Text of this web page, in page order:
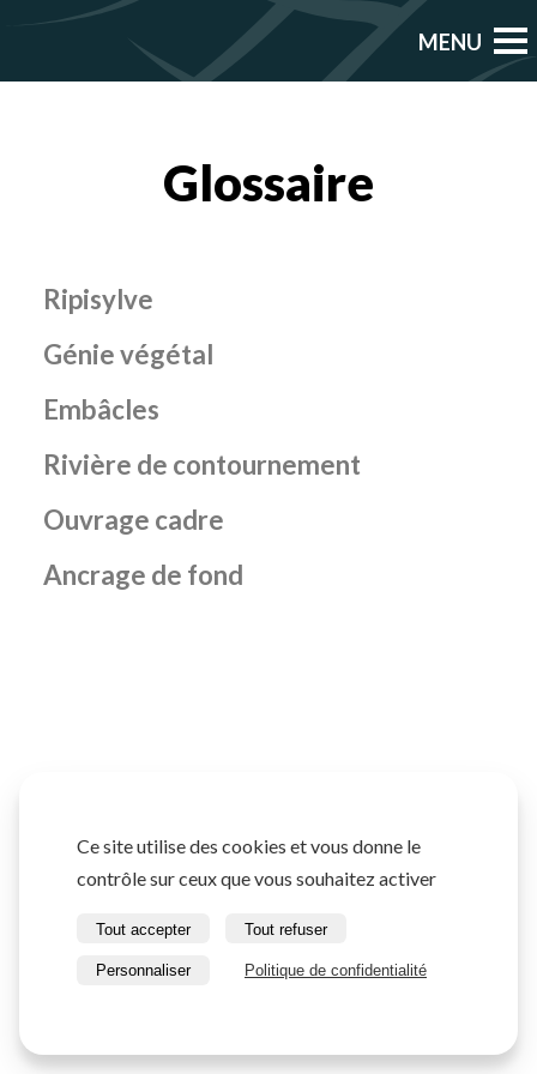
Glossaire
Ripisylve
Génie végétal
Embâcles
Rivière de contournement
Ouvrage cadre
Ancrage de fond
Ce site utilise des cookies et vous donne le
contrôle sur ceux que vous souhaitez activer
Tout accepter Tout refuser
Personnaliser Politique de confidentialité